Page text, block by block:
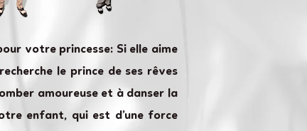
votre princesse: Si elle aime
le prince de ses rêves
amoureuse et à danser la
enfant, qui est d’une force